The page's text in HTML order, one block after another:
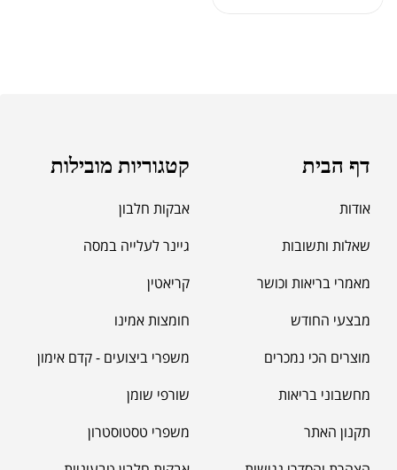
דף הבית
אודות
שאלות ותשובות
מאמרי בריאות וכושר
מבצעי החודש
מוצרים הכי נמכרים
מחשבוני בריאות
תקנון האתר
קטגוריות מובילות
אבקות חלבון
גיינר לעלייה במסה
קריאטין
חומצות אמינו
משפרי ביצועים - קדם אימון
שורפי שומן
משפרי טסטוסטרון